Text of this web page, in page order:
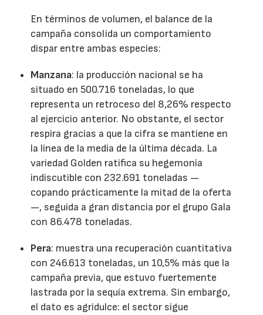
En términos de volumen, el balance de la
campaña consolida un comportamiento
dispar entre ambas especies:
Manzana: la producción nacional se ha
situado en 500.716 toneladas, lo que
representa un retroceso del 8,26% respecto
al ejercicio anterior. No obstante, el sector
respira gracias a que la cifra se mantiene en
la línea de la media de la última década. La
variedad Golden ratifica su hegemonía
indiscutible con 232.691 toneladas —
copando prácticamente la mitad de la oferta
—, seguida a gran distancia por el grupo Gala
con 86.478 toneladas.
Pera: muestra una recuperación cuantitativa
con 246.613 toneladas, un 10,5% más que la
campaña previa, que estuvo fuertemente
lastrada por la sequía extrema. Sin embargo,
el dato es agridulce: el sector sigue